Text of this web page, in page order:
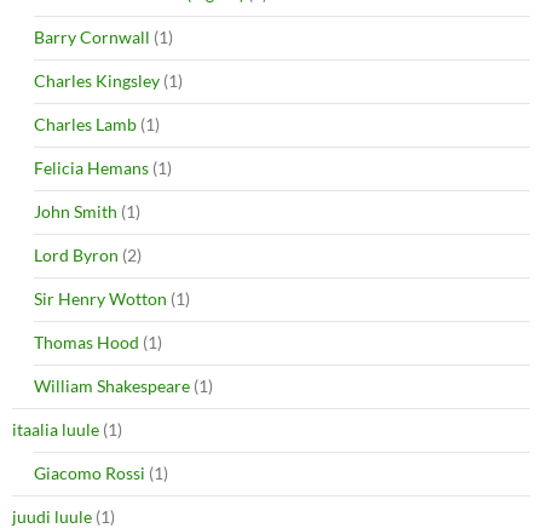
Barry Cornwall (1)
Charles Kingsley (1)
Charles Lamb (1)
Felicia Hemans (1)
John Smith (1)
Lord Byron (2)
Sir Henry Wotton (1)
Thomas Hood (1)
William Shakespeare (1)
itaalia luule (1)
Giacomo Rossi (1)
juudi luule (1)